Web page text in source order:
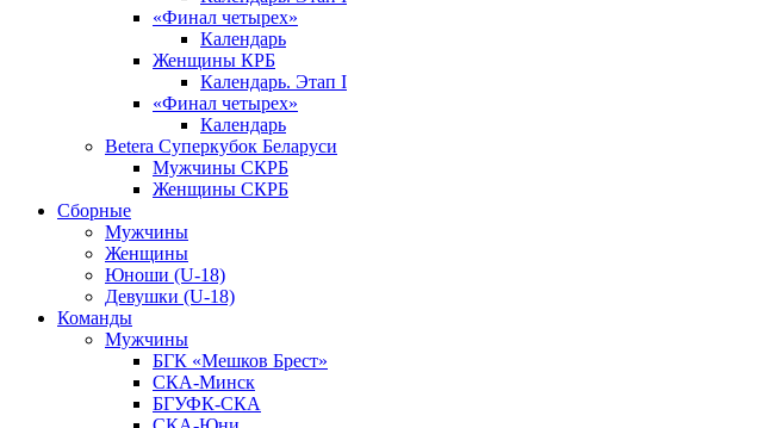
«Финал четырех»
Календарь
Женщины КРБ
Календарь. Этап I
«Финал четырех»
Календарь
Betera Суперкубок Беларуси
Мужчины СКРБ
Женщины СКРБ
Сборные
Мужчины
Женщины
Юноши (U-18)
Девушки (U-18)
Команды
Мужчины
БГК «Мешков Брест»
СКА-Минск
БГУФК-СКА